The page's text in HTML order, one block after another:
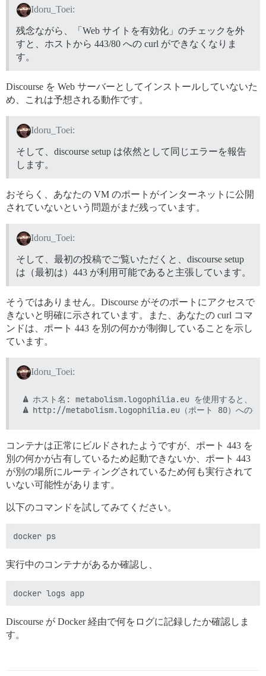
Idoru_Toei:
残念ながら、「Web サイトを有効化」のチェックを外
すと、ホストから 443/80 への curl ができなくなりま
す。
Discourse を Web サーバーとしてインストールしていないた
め、これは予想される動作です。
Idoru_Toei:
そして、discourse setup は依然として同じエラーを報告
します。
おそらく、あなたの VM のポートがインターネットに公開
されていないという問題がまだ残っています。
Idoru_Toei:
そして、最初の投稿でご覧いただくと、discourse setup
は（最初は）443 が利用可能であると主張しています。
そうではありません。Discourse がそのポートにアクセスで
きないと明確に示されています。また、あなたの curl コマ
ンドは、ポート 443 を別の何かが制御していることを示し
ています。
Idoru_Toei:
⚠ ホスト名: metabolism.logophilia.eu を使用すると、この
コンテナは正常にビルドされたようですが、ポート 443 を
別の何かが占有しているため起動できないか、ポート 443
が別の場所にルーティングされているため何も実行されて
いない可能性があります。
以下のコマンドを試してみてください。
実行中のコンテナがあるか確認し、
Discourse が Docker 経由で何をログに記録したか確認しま
す。